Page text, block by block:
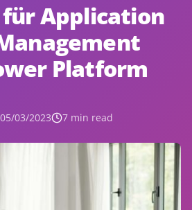
anfordern
Application
Platform
05/03/2023 7 min read